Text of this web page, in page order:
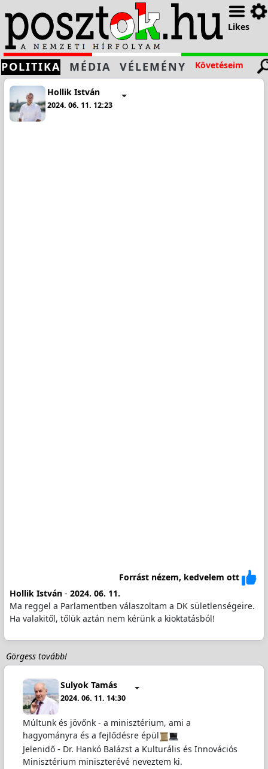
Likes
POLITIKA MÉDIA VÉLEMÉNY Követéseim
Hollik István
2024. 06. 11. 12:23
Forrást nézem, kedvelem ott
Hollik István- 2024. 06. 11.
Ma reggel a Parlamentben válaszoltam a DK sületlenségeire.
Ha valakitől, tőlük aztán nem kérünk a kioktatásból!
Görgess tovább!
Sulyok Tamás
2024. 06. 11. 14:30
Múltunk és jövőnk - a minisztérium, ami a
hagyományra és a fejlődésre épül
Jelenidő - Dr. Hankó Balázst a Kulturális és Innovációs
Minisztérium miniszterévé neveztem ki.